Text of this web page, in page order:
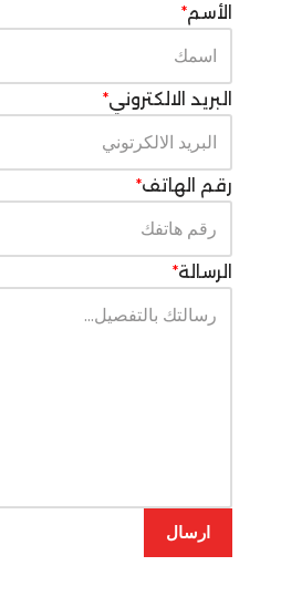
الأسم*
البريد الالكتروني*
رقم الهاتف*
الرسالة*
ارسال